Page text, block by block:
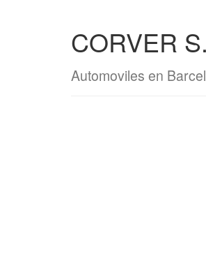
CORVER
Automoviles en